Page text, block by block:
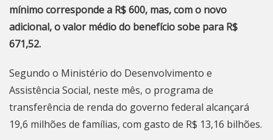
mínimo corresponde a R$ 600, mas, com o novo
adicional, o valor médio do benefício sobe para R$
671,52.
Segundo o Ministério do Desenvolvimento e
Assistência Social, neste mês, o programa de
transferência de renda do governo federal alcançará
19,6 milhões de famílias, com gasto de R$ 13,16 bilhões.